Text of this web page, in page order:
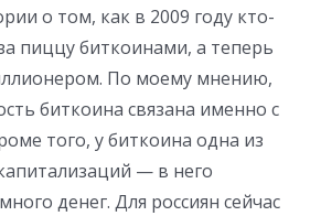
о том, как в 2009 году кто-
пиццу биткоинами, а теперь
По моему мнению,
биткоина связана именно с
того, у биткоина одна из
— в него
денег. Для россиян сейчас